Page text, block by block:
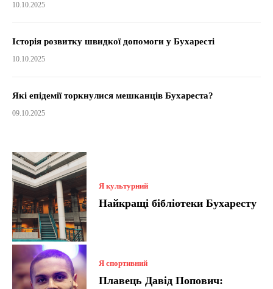
10.10.2025
Історія розвитку швидкої допомоги у Бухаресті
10.10.2025
Які епідемії торкнулися мешканців Бухареста?
09.10.2025
Я культурний
Найкращі бібліотеки Бухаресту
Я спортивний
Плавець Давід Попович: